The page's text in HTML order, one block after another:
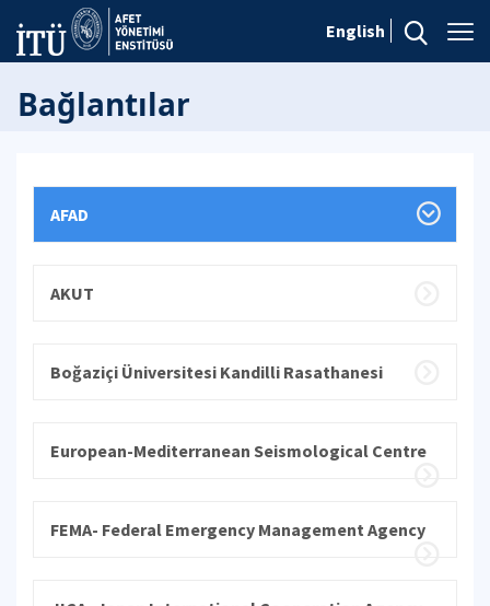
English
Bağlantılar
AFAD
AKUT
Boğaziçi Üniversitesi Kandilli Rasathanesi
European-Mediterranean Seismological Centre
FEMA- Federal Emergency Management Agency